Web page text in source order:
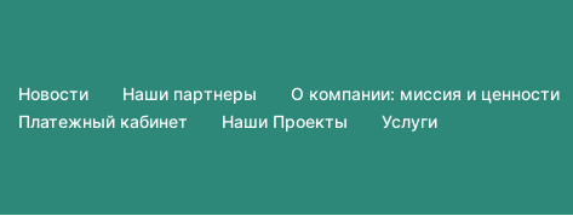
Новости Наши партнеры О компании: миссия и ценности
Платежный кабинет
Наши Проекты Услуги